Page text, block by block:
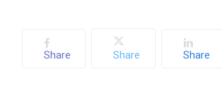
Share Share Share